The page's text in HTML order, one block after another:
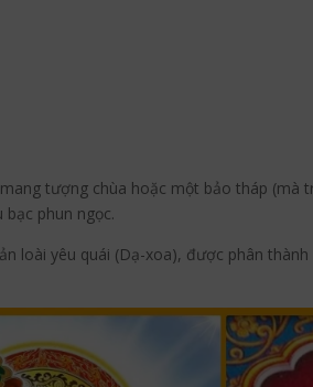
tượng chùa hoặc một bảo tháp
phun ngọc.
loài yêu quái (Dạ-xoa), được phân
Blogger